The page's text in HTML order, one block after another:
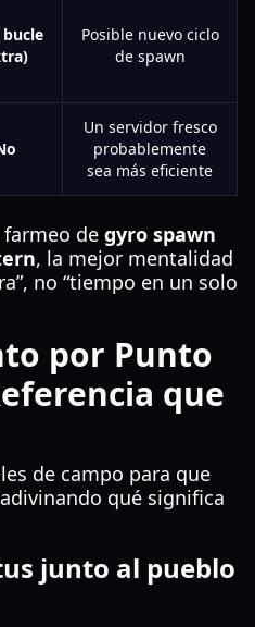
bucle
Posible nuevo ciclo
de spawn
Un servidor fresco
probablemente
sea más eficiente
de gyro spawn
, la mejor mentalidad
no “tiempo en un solo
por Punto
que
de campo para que
qué significa
junto al pueblo